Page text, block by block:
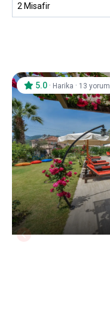
2 Misafir
5.0 · Harika · 13 yorum